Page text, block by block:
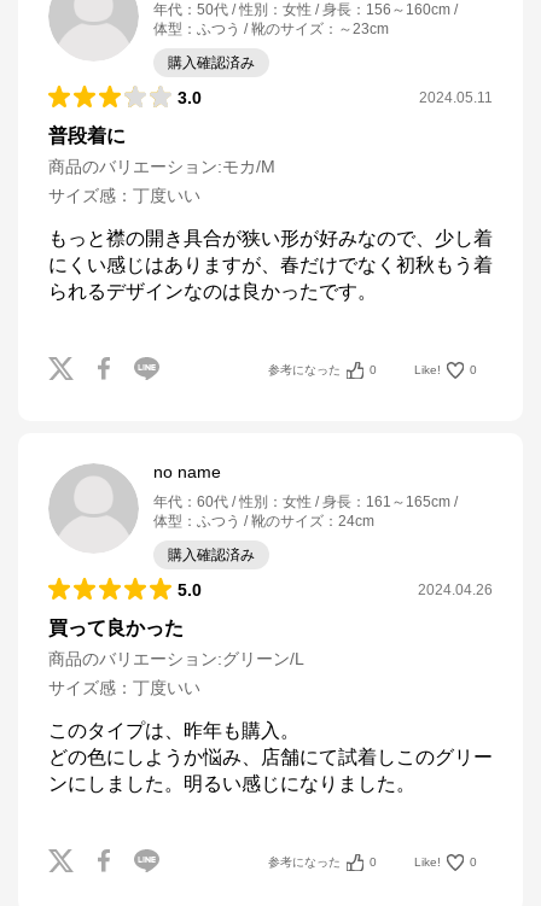
年代 ： 50代 性別 ： 女性 身長 ： 156～160cm
体型 ： ふつう 靴のサイズ ： ～23cm
購入確認済み
3.0 2024.05.11
普段着に
商品のバリエーション:モカ/M
サイズ感 ： 丁度いい
もっと襟の開き具合が狭い形が好みなので、少し着
にくい感じはありますが、春だけでなく初秋もう着
られるデザインなのは良かったです。
参考になった 0 Like! 0
no name
年代 ： 60代 性別 ： 女性 身長 ： 161～165cm
体型 ： ふつう 靴のサイズ ： 24cm
購入確認済み
5.0 2024.04.26
買って良かった
商品のバリエーション:グリーン/L
サイズ感 ： 丁度いい
このタイプは、昨年も購入。
どの色にしようか悩み、店舗にて試着しこのグリー
ンにしました。明るい感じになりました。
参考になった 0 Like! 0